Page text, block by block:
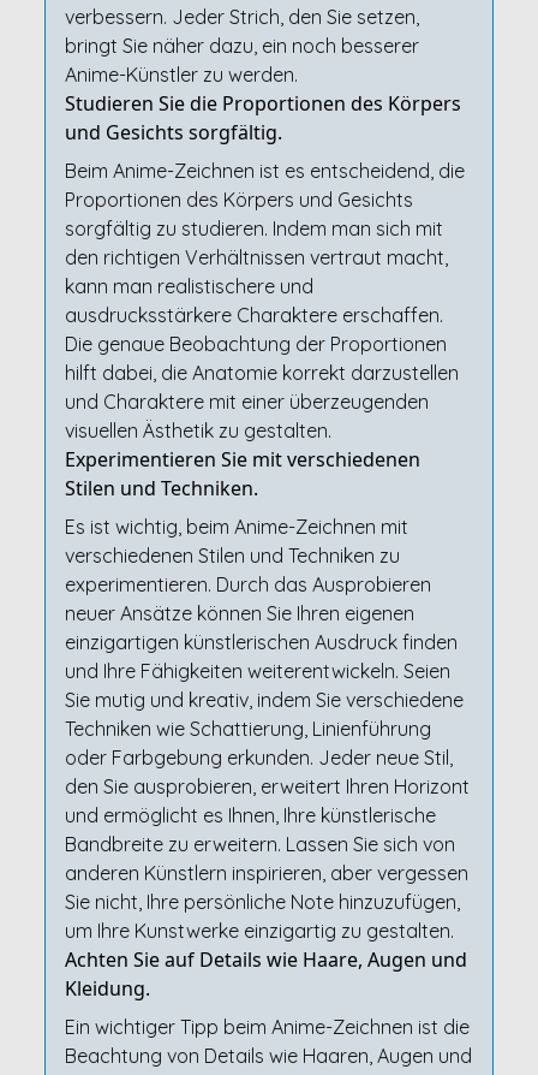
verbessern. Jeder Strich, den Sie setzen,
bringt Sie näher dazu, ein noch besserer
Anime-Künstler zu werden.
Studieren Sie die Proportionen des Körpers
und Gesichts sorgfältig.
Beim Anime-Zeichnen ist es entscheidend, die
Proportionen des Körpers und Gesichts
sorgfältig zu studieren. Indem man sich mit
den richtigen Verhältnissen vertraut macht,
kann man realistischere und
ausdrucksstärkere Charaktere erschaffen.
Die genaue Beobachtung der Proportionen
hilft dabei, die Anatomie korrekt darzustellen
und Charaktere mit einer überzeugenden
visuellen Ästhetik zu gestalten.
Experimentieren Sie mit verschiedenen
Stilen und Techniken.
Es ist wichtig, beim Anime-Zeichnen mit
verschiedenen Stilen und Techniken zu
experimentieren. Durch das Ausprobieren
neuer Ansätze können Sie Ihren eigenen
einzigartigen künstlerischen Ausdruck finden
und Ihre Fähigkeiten weiterentwickeln. Seien
Sie mutig und kreativ, indem Sie verschiedene
Techniken wie Schattierung, Linienführung
oder Farbgebung erkunden. Jeder neue Stil,
den Sie ausprobieren, erweitert Ihren Horizont
und ermöglicht es Ihnen, Ihre künstlerische
Bandbreite zu erweitern. Lassen Sie sich von
anderen Künstlern inspirieren, aber vergessen
Sie nicht, Ihre persönliche Note hinzuzufügen,
um Ihre Kunstwerke einzigartig zu gestalten.
Achten Sie auf Details wie Haare, Augen und
Kleidung.
Ein wichtiger Tipp beim Anime-Zeichnen ist die
Beachtung von Details wie Haaren, Augen und